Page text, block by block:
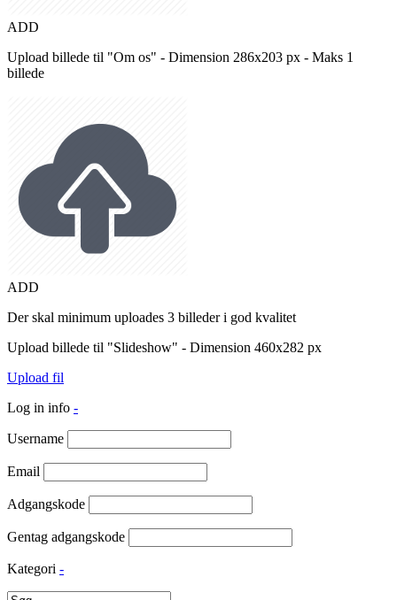
ADD
Upload billede til "Om os" - Dimension 286x203 px - Maks 1
billede
ADD
Der skal minimum uploades 3 billeder i god kvalitet
Upload billede til "Slideshow" - Dimension 460x282 px
Upload fil
Log in info -
Username
Email
Adgangskode
Gentag adgangskode
Kategori -